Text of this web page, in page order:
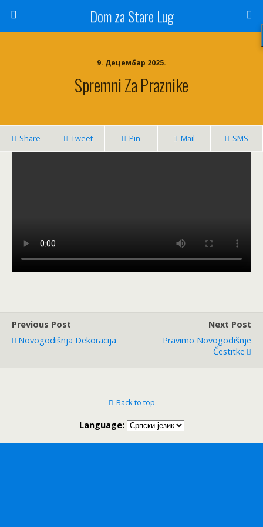
Dom za Stare Lug
9. Децембар 2025.
Spremni Za Praznike
Share Tweet Pin Mail SMS
Previous Post
Novogodišnja Dekoracija
Next Post
Pravimo Novogodišnje
Čestitke
Back to top
Language: